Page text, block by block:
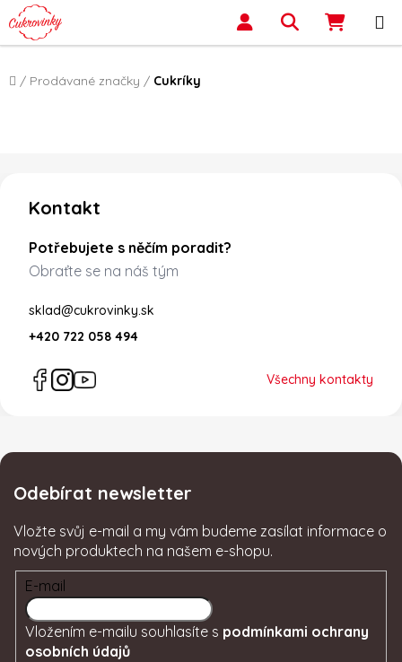
Přejít na obsah Hledat
Domů
/ Prodávané značky / Cukríky
Kontakt
Potřebujete s něčím poradit?
Obraťte se na náš tým
sklad@cukrovinky.sk
+420 722 058 494
Všechny kontakty
Odebírat newsletter
Vložte svůj e-mail a my vám budeme zasílat informace o
nových produktech na našem e-shopu.
E-mail
Vložením e-mailu souhlasíte s podmínkami ochrany
osobních údajů